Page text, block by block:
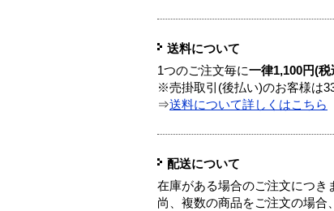
送料について
1つのご注文毎に一律1,100円(税
※売掛取引(後払い)のお客様は
⇒送料について詳しくはこちら
配送について
在庫がある場合のご注文につき
尚、複数の商品をご注文の場合